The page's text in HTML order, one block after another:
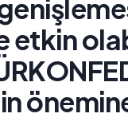
etkin